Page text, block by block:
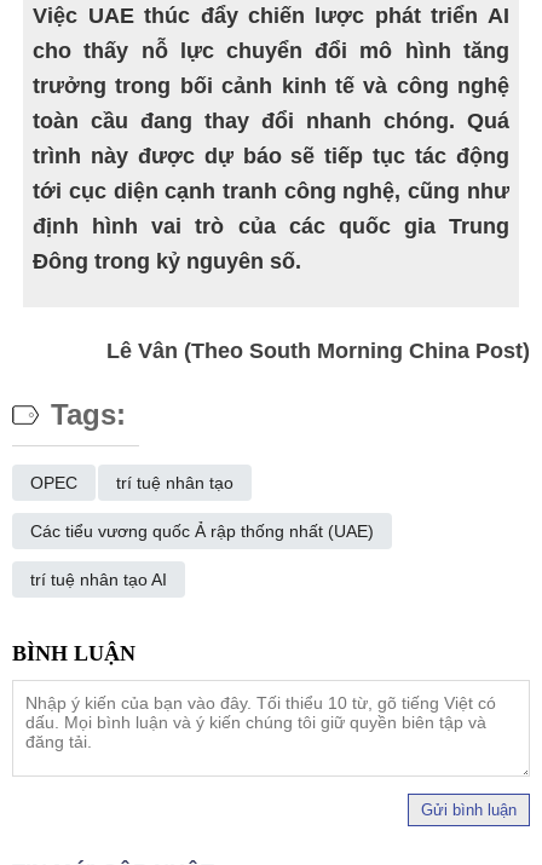
Việc UAE thúc đẩy chiến lược phát triển AI
cho thấy nỗ lực chuyển đổi mô hình tăng
trưởng trong bối cảnh kinh tế và công nghệ
toàn cầu đang thay đổi nhanh chóng. Quá
trình này được dự báo sẽ tiếp tục tác động
tới cục diện cạnh tranh công nghệ, cũng như
định hình vai trò của các quốc gia Trung
Đông trong kỷ nguyên số.
Lê Vân (Theo South Morning China Post)
Tags:
OPEC trí tuệ nhân tạo
Các tiểu vương quốc Ả rập thống nhất (UAE)
trí tuệ nhân tạo AI
Gửi bình luận